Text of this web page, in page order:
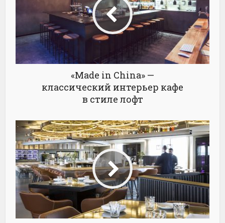
«Made in China» —
классический интерьер кафе
в стиле лофт